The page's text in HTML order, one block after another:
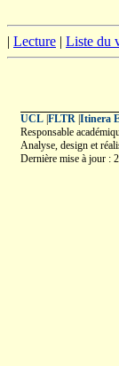
| Lecture | Liste du
UCL| FLTR| Itinera
Responsable
Analyse, design et
Dernière mise à jour :